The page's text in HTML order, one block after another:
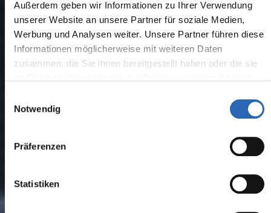
Außerdem geben wir Informationen zu Ihrer Verwendung
unserer Website an unsere Partner für soziale Medien,
Werbung und Analysen weiter. Unsere Partner führen diese
Informationen möglicherweise mit weiteren Daten
zusammen, die Sie ihnen bereitgestellt haben oder die sie
Notwendig
Präferenzen
Statistiken